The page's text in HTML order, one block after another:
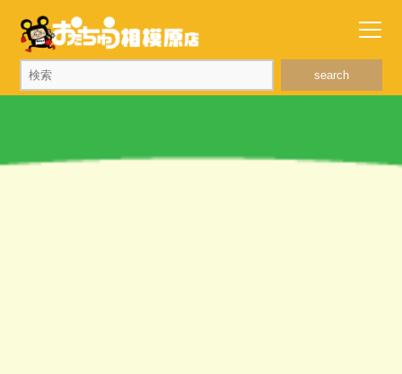
search